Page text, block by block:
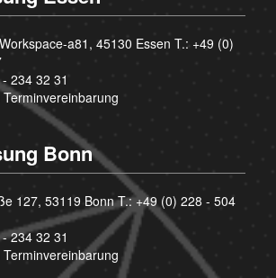
a81, 45130 Essen T.: +49 (0)
234 32 31
Bonn
127, 53119 Bonn T.:+49 (0) 228 - 504
234 32 31